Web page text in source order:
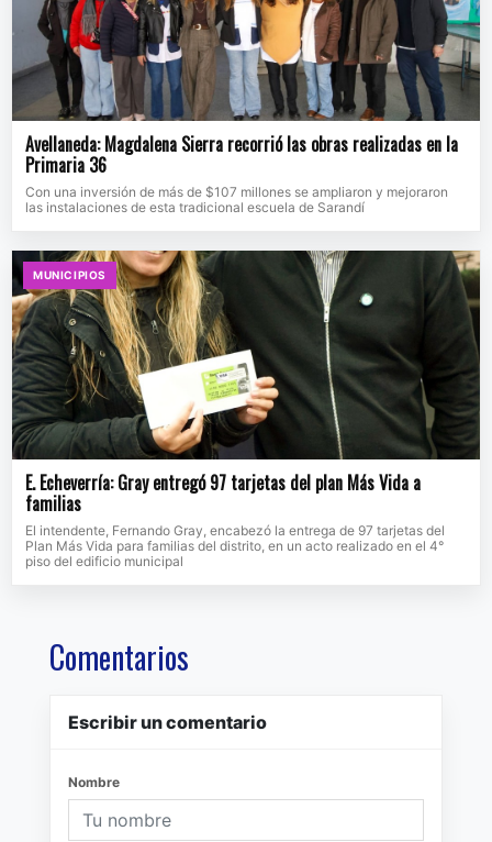
Avellaneda: Magdalena Sierra recorrió las obras realizadas en la
Primaria 36
Con una inversión de más de $107 millones se ampliaron y mejoraron
las instalaciones de esta tradicional escuela de Sarandí
MUNICIPIOS
E. Echeverría: Gray entregó 97 tarjetas del plan Más Vida a
familias
El intendente, Fernando Gray, encabezó la entrega de 97 tarjetas del
Plan Más Vida para familias del distrito, en un acto realizado en el 4°
piso del edificio municipal
Comentarios
Escribir un comentario
Nombre